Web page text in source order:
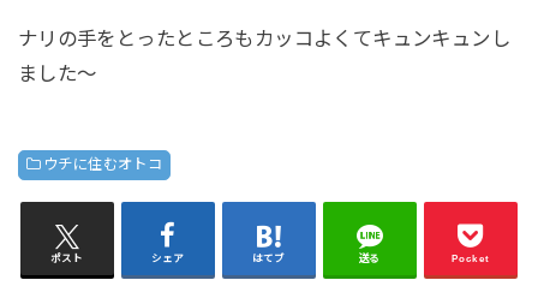
ナリの手をとったところもカッコよくてキュンキュンし
ました～
ウチに住むオトコ
ポスト シェア はてブ 送る Pocket